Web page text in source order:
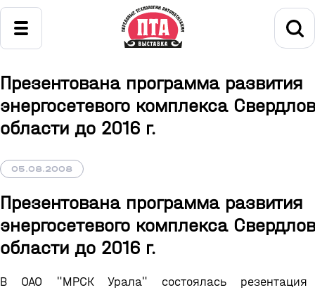
Презентована программа развития
энергосетевого комплекса
области до 2016 г.
05.08.2008
Презентована программа развития
энергосетевого комплекса
области до 2016 г.
В ОАО "МРСК Урала" состоялась резентация